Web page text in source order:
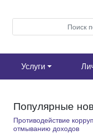
Услуги
Популярные
Противодействие
отмыванию доходов